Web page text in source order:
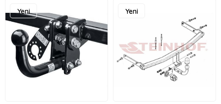
Yeni
Ürün
Yeni